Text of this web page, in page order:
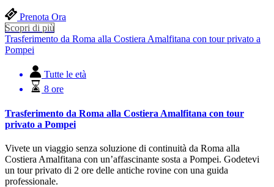
Prenota Ora
Scopri di più
Trasferimento da Roma alla Costiera Amalfitana con tour privato a
Pompei
Tutte le età
8 ore
Trasferimento da Roma alla Costiera Amalfitana con tour
privato a Pompei
Vivete un viaggio senza soluzione di continuità da Roma alla
Costiera Amalfitana con un’affascinante sosta a Pompei. Godetevi
un tour privato di 2 ore delle antiche rovine con una guida
professionale.